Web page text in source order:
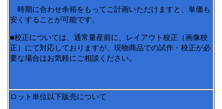
時期に合わせ余裕をもってご計画いただけますと、単価も
安くすることが可能です。
■校正については、通常量産前に、レイアウト校正（画像校
正）にて対応しておりますが、現物商品での試作・校正が必
要な場合はお気軽にご相談ください。
ロット単位以下販売について